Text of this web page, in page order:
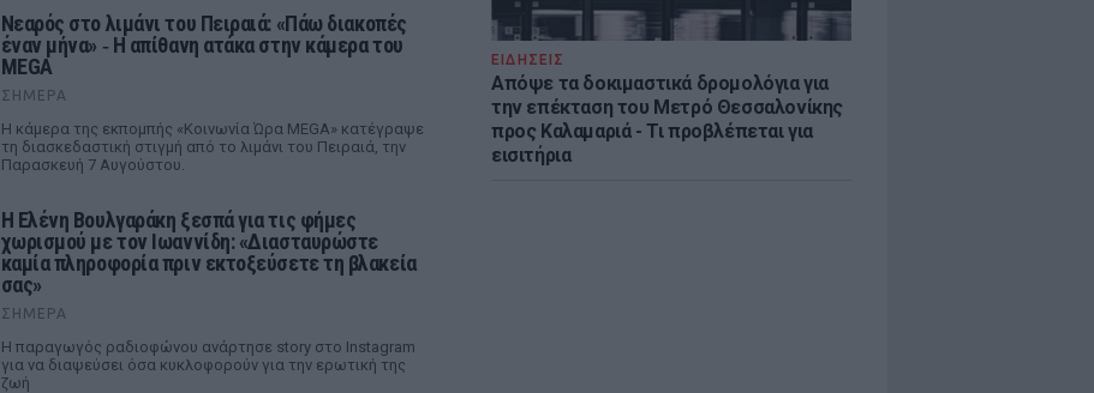
ΕΙΔΗΣΕΙΣ
Απόψε τα δοκιμαστικά δρομολόγια για
την επέκταση του Μετρό Θεσσαλονίκης
προς Καλαμαριά - Τι προβλέπεται για
εισιτήρια
Νεαρός στο λιμάνι του Πειραιά: «Πάω διακοπές
έναν μήνα» ‑ Η απίθανη ατάκα στην κάμερα του
MEGA
ΣΉΜΕΡΑ
Η κάμερα της εκπομπής «Κοινωνία Ώρα MEGA» κατέγραψε
τη διασκεδαστική στιγμή από το λιμάνι του Πειραιά, την
Παρασκευή 7 Αυγούστου.
Η Ελένη Βουλγαράκη ξεσπά για τις φήμες
χωρισμού με τον Ιωαννίδη: «Διασταυρώστε
καμία πληροφορία πριν εκτοξεύσετε τη βλακεία
σας»
ΣΉΜΕΡΑ
Η παραγωγός ραδιοφώνου ανάρτησε story στο Instagram
για να διαψεύσει όσα κυκλοφορούν για την ερωτική της
ζωή